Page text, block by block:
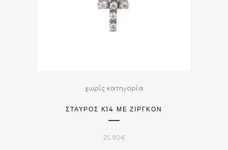
χωρίς κατηγορία
ΣΤΑΎΡΟΣ Κ14 ΜΕ ΖΙΡΓΚΌΝ
25.90€